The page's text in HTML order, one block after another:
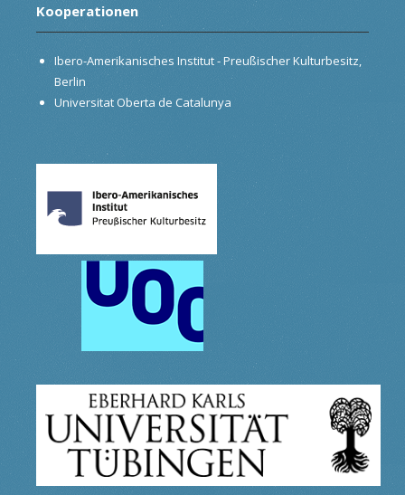
Kooperationen
Ibero-Amerikanisches Institut - Preußischer Kulturbesitz,
Berlin
Universitat Oberta de Catalunya